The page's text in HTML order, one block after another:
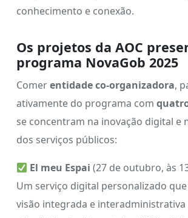
conhecimento e conexão.
Os projetos da AOC
programa NovaGob 2025
Comerentidade co-organizadora,
ativamente do programa com
se concentram na inovação digital e
dos serviços públicos:
El meu Espai (27 de outubro, às
Um serviço digital personalizado
visão integrada e interadministrativa